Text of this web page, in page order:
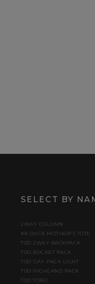
SELECT BY
2WAY COLUMN
#8 DUCK MOTHER'S TOTE
70D 2WAY BACKPACK
70D BUCKET PACK
70D DAY PACK LIGHT
70D HIGHLAND PACK
70D TORO